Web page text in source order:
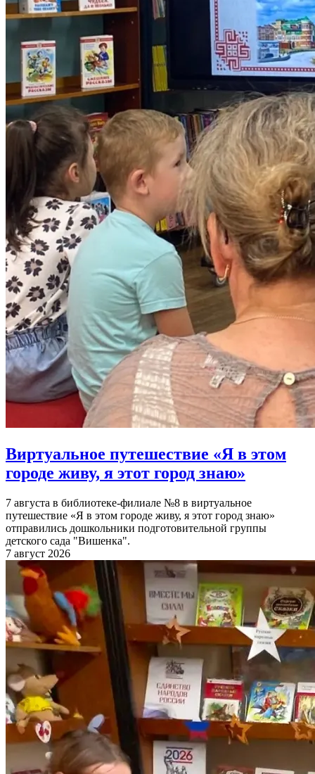
Виртуальное путешествие «Я в этом
городе живу, я этот город знаю»
7 августа в библиотеке-филиале №8 в виртуальное
путешествие «Я в этом городе живу, я этот город знаю»
отправились дошкольники подготовительной группы
детского сада "Вишенка".
7 август 2026